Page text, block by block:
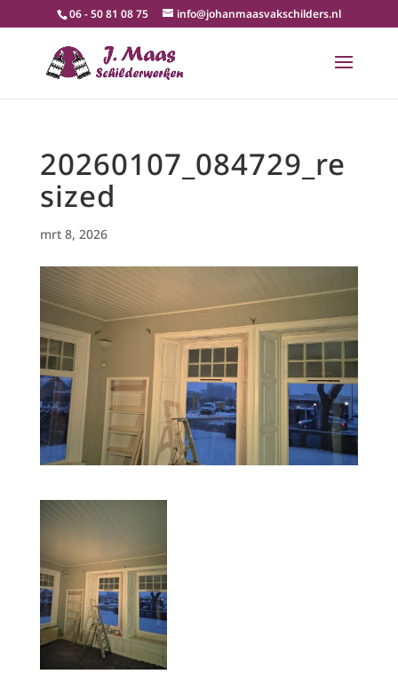
06 - 50 81 08 75 info@johanmaasvakschilders.nl
20260107_084729_re
sized
mrt 8, 2026